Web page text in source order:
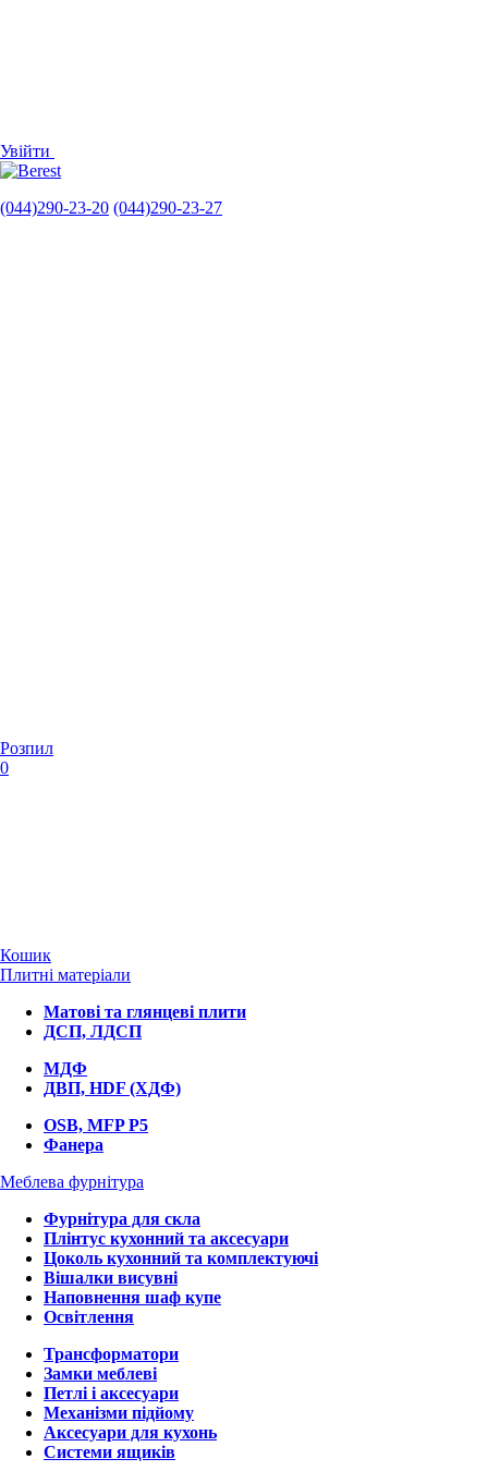
Увійти
(044)290-23-20 (044)290-23-27
Розпил
0
Кошик
Плитні матеріали
Матові та глянцеві плити
ДСП, ЛДСП
МДФ
ДВП, HDF (ХДФ)
OSB, MFP P5
Фанера
Меблева фурнітура
Фурнітура для скла
Плінтус кухонний та аксесуари
Цоколь кухонний та комплектуючі
Вішалки висувні
Наповнення шаф купе
Освітлення
Трансформатори
Замки меблеві
Петлі і аксесуари
Механізми підйому
Аксесуари для кухонь
Системи ящиків